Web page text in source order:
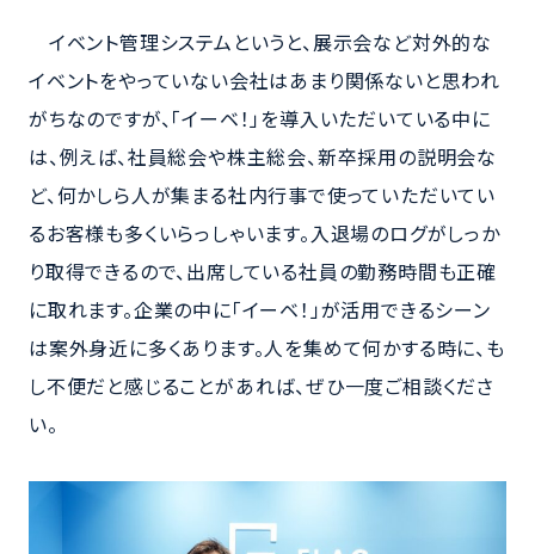
イベント管理システムというと、展示会など対外的な
イベントをやっていない会社はあまり関係ないと思われ
がちなのですが、「イーベ！」を導入いただいている中に
は、例えば、社員総会や株主総会、新卒採用の説明会な
ど、何かしら人が集まる社内行事で使っていただいてい
るお客様も多くいらっしゃいます。入退場のログがしっか
り取得できるので、出席している社員の勤務時間も正確
に取れます。企業の中に「イーベ！」が活用できるシーン
は案外身近に多くあります。人を集めて何かする時に、も
し不便だと感じることがあれば、ぜひ一度ご相談くださ
い。